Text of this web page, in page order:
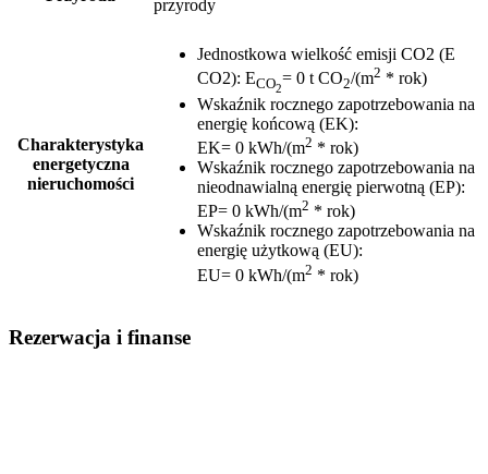
przyrody
Charakterystyka
energetyczna
nieruchomości
Jednostkowa wielkość emisji CO2 (E
CO2): ECO2
= 0 t CO2/(m2 * rok)
Wskaźnik rocznego zapotrzebowania na
energię końcową (EK):
EK= 0 kWh/(m2 * rok)
Wskaźnik rocznego zapotrzebowania na
nieodnawialną energię pierwotną (EP):
EP= 0 kWh/(m2 * rok)
Wskaźnik rocznego zapotrzebowania na
energię użytkową (EU):
EU= 0 kWh/(m2 * rok)
Rezerwacja i finanse